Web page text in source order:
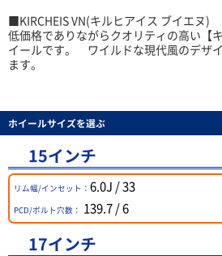
■KIRCHEIS VN(キルヒアイス ブイエヌ)
低価格でありながらクオリティの高い【
イールです。 ワイルドな現代風のデザ
ます。
ホイールサイズを選ぶ
15インチ
リム幅/インセット： 6.0J / 33
PCD/ボルト穴数： 139.7 / 6
17インチ